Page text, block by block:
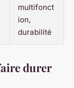
multifonct
ion,
durabilité
durer